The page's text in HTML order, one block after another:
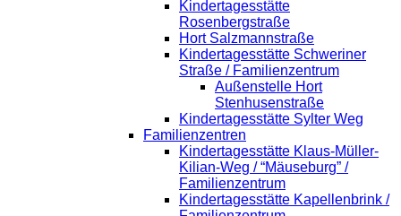
Kindertagesstätte
Rosenbergstraße
Hort Salzmannstraße
Kindertagesstätte Schweriner
Straße / Familienzentrum
Außenstelle Hort
Stenhusenstraße
Kindertagesstätte Sylter Weg
Familienzentren
Kindertagesstätte Klaus-Müller-
Kilian-Weg / “Mäuseburg” /
Familienzentrum
Kindertagesstätte Kapellenbrink /